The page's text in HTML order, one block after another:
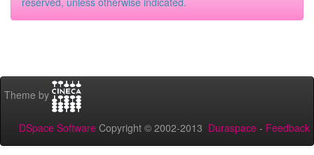
Theme by
DSpace Software Copyright © 2002-2013 Duraspace - Feedback